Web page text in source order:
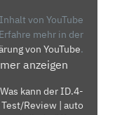
von YouTube
Erfahre mehr in der
von YouTube.
anzeigen
kann der ID.4-
Review | auto